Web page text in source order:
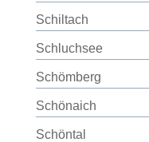
Schiltach
Schluchsee
Schömberg
Schönaich
Schöntal